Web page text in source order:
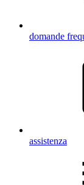
domande
assistenza